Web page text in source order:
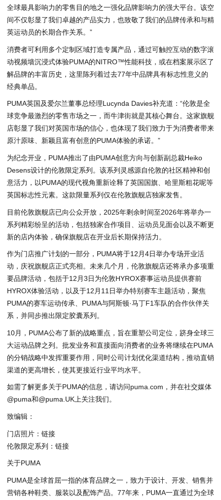
全球最具影响力的零售目的地之一强化品牌影响力的强大平台。该空
间不仅彰显了我们卓越的产品实力，也致敬了我们的品牌传承和与精
英运动员的长期合作关系。”
消费者可利用多个定制区域打造专属产品，通过可触控互动的数字滚
动视频墙沉浸式体验PUMA的NITRO™性能科技，或在档案展示区了
解品牌的丰富历史，这里陈列着过去77年中品牌具有标志性意义的
经典单品。
PUMA英国及爱尔兰董事总经理Lucynda Davies补充道：“伦敦是全
球竞争最激烈的零售市场之一，而牛津街就是其核心舞台。这家旗舰
店彰显了我们对英国市场的信心，也体现了我们致力于为消费者带来
原汁原味、新颖且富有创意的PUMA体验的承诺。”
为纪念开业，PUMA推出了由PUMA创意方向与创新副总裁Heiko
Desens设计的伦敦限定系列。该系列灵感源自伦敦的社区精神和创
意活力，以PUMA的现代视角重新诠释了英国国旗、哈里斯粗花呢等
英国标志性元素。这款限量系列仅在伦敦旗舰店独家发售。
目前伦敦旗舰店已向公众开放，2025年剩余时间至2026年将举办一
系列精彩纷呈的活动，包括独家合作项目、运动员见面会以及不断更
新的店内体验，确保旗舰店在开业后长期保持活力。
作为门店推广计划的一部分，PUMA将于12月4日举办专场开业活
动，庆祝旗舰店正式亮相。未来几个月，伦敦旗舰店还将承办多项重
要品牌活动，包括于12月3日为伦敦HYROX赛事运动员提供赛前
HYROX体验活动，以及于12月11日举办特别赛车主题活动，聚焦
PUMA的赛车运动传承、PUMA与阿斯顿·马丁F1车队的合作伙伴关
系，并同步推出限定胶囊系列。
10月，PUMA公布了新的战略重点，旨在重塑公司定位，跻身全球三
大运动品牌之列。批发业务和直接面向消费者的业务将继续在PUMA
的分销战略中发挥重要作用，同时公司计划优化渠道结构，推动直销
渠道的更高增长，使其更接近行业平均水平。
如需了解更多关于PUMA的信息，请访问puma.com ，并在社交媒体
@puma和@puma.UK上关注我们。
致编辑：
门店照片： 链接
伦敦限定系列： 链接
关于PUMA
PUMA是全球首屈一指的体育品牌之一，致力于设计、开发、销售并
营销各种鞋类、服装以及配饰产品。77年来，PUMA一直通过为全球